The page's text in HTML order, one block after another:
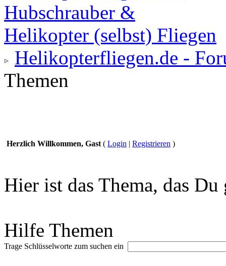
Helikopterfliegen.de -
Themen
Herzlich Willkommen, Gast ( Login | Registrieren )
Hier ist das Thema, das Du
Hilfe Themen
Trage Schlüsselworte zum suchen ein